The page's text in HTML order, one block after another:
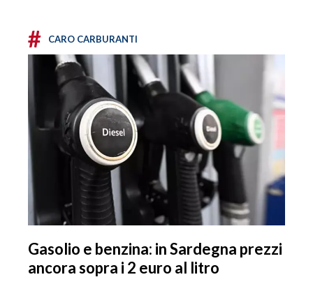
# CARO CARBURANTI
Gasolio e benzina: in Sardegna prezzi
ancora sopra i 2 euro al litro